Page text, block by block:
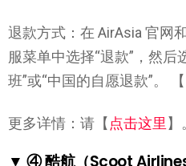
退款方式：在 AirAsia 官网
服菜单中选择“退款”，然后
班”或“中国的自愿退款”。 【
更多详情：请【点击这里】
▼ ④ 酷航（Scoot Airlines